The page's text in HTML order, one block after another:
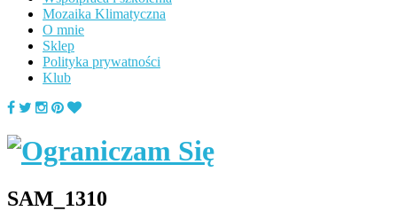
Mozaika Klimatyczna
O mnie
Sklep
Polityka prywatności
Klub
SAM_1310